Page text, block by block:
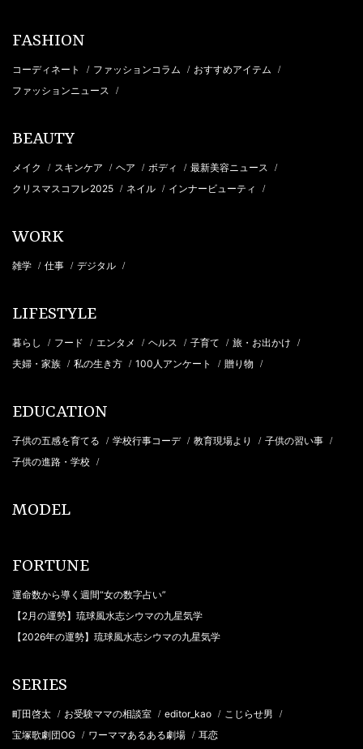
FASHION
コーディネート / ファッションコラム / おすすめアイテム /
ファッションニュース /
BEAUTY
メイク / スキンケア / ヘア / ボディ / 最新美容ニュース /
クリスマスコフレ2025 / ネイル / インナービューティ /
WORK
雑学 / 仕事 / デジタル /
LIFESTYLE
暮らし / フード / エンタメ / ヘルス / 子育て / 旅・お出かけ /
夫婦・家族 / 私の生き方 / 100人アンケート / 贈り物 /
EDUCATION
子供の五感を育てる / 学校行事コーデ / 教育現場より / 子供の習い事 /
子供の進路・学校 /
MODEL
FORTUNE
運命数から導く週間“女の数字占い”
【2月の運勢】琉球風水志シウマの九星気学
【2026年の運勢】琉球風水志シウマの九星気学
SERIES
町田啓太 / お受験ママの相談室 / editor_kao / こじらせ男 /
宝塚歌劇団OG / ワーママあるある劇場 / 耳恋